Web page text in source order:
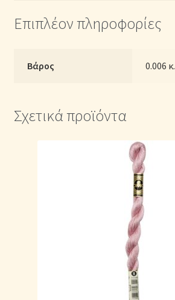
Επιπλέον πληροφορίες
Βάρος 0.006 κ.
Σχετικά προϊόντα